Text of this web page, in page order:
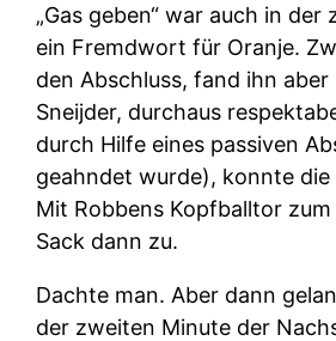
„Gas geben“ war auch in der
ein Fremdwort für Oranje.
den Abschluss, fand ihn
Sneijder, durchaus
durch Hilfe eines passiven
geahndet wurde), konnte die
Mit Robbens Kopfballtor
Sack dann zu.
Dachte man. Aber dann
der zweiten Minute der